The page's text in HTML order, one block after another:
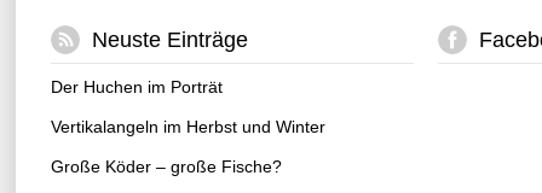
Neuste Einträge
Der Huchen im Porträt
Vertikalangeln im Herbst und Winter
Große Köder – große Fische?